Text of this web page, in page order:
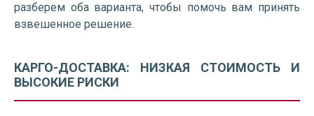
разберем оба варианта, чтобы помочь вам принять
взвешенное решение.
КАРГО-ДОСТАВКА: НИЗКАЯ СТОИМОСТЬ И
ВЫСОКИЕ РИСКИ